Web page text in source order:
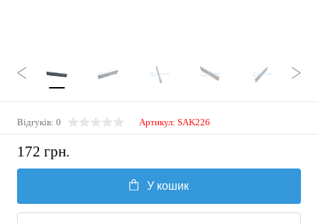
Відгуків: 0 Артикул: SAK226
172 грн.
У кошик